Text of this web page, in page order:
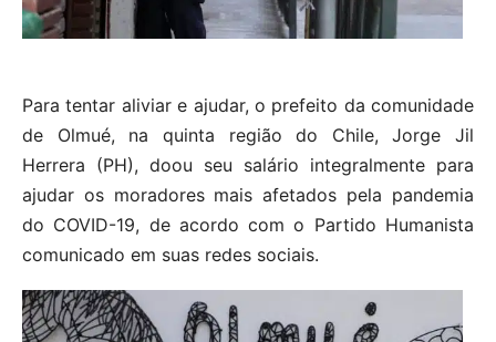
Para tentar aliviar e ajudar, o prefeito da comunidade
de Olmué, na quinta região do Chile, Jorge Jil
Herrera (PH), doou seu salário integralmente para
ajudar os moradores mais afetados pela pandemia
do COVID-19, de acordo com o Partido Humanista
comunicado em suas redes sociais.